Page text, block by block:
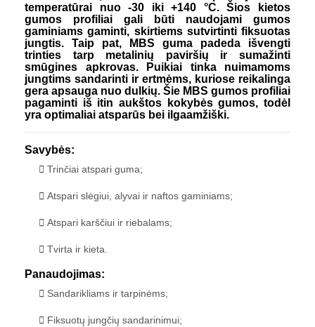
temperatūrai nuo -30 iki +140 °C. Šios kietos
gumos profiliai gali būti naudojami gumos
gaminiams gaminti, skirtiems sutvirtinti fiksuotas
jungtis. Taip pat, MBS guma padeda išvengti
trinties tarp metalinių paviršių ir sumažinti
smūgines apkrovas. Puikiai tinka nuimamoms
jungtims sandarinti ir ertmėms, kuriose reikalinga
gera apsauga nuo dulkių. Šie MBS gumos profiliai
pagaminti iš itin aukštos kokybės gumos, todėl
yra optimaliai atsparūs bei ilgaamžiški.
Savybės:
Trinčiai atspari guma;
Atspari slėgiui, alyvai ir naftos gaminiams;
Atspari karščiui ir riebalams;
Tvirta ir kieta.
Panaudojimas:
Sandarikliams ir tarpinėms;
Fiksuotų jungčių sandarinimui;